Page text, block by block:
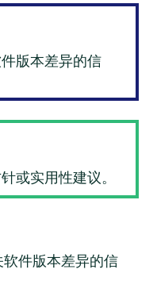
版本差异的信
或实用性建议。
件版本差异的信